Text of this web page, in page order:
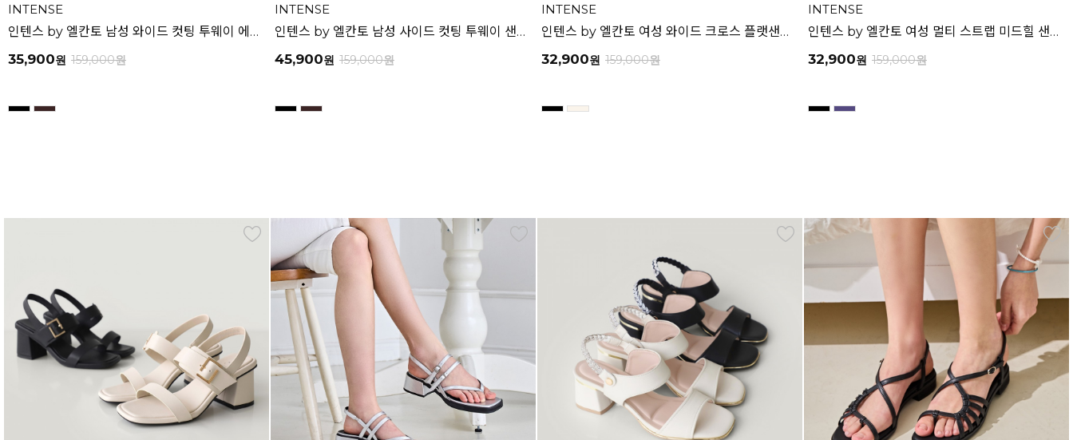
INTENSE
인텐스 by 엘칸토 남성 와이드 컷팅 투웨이 에어솔 샌들 3cm LCMW50I626
35,900원 159,000원
INTENSE
인텐스 by 엘칸토 남성 사이드 컷팅 투웨이 샌들 2.5cm LCMW49I626
45,900원 159,000원
INTENSE
인텐스 by 엘칸토 여성 와이드 크로스 플랫샌들 1.5cm LCWW15I626
32,900원 159,000원
INTENSE
인텐스 by 엘칸토 여성 멀티 스트랩 미드힐 샌들 4cm LCWW49I626
32,900원 159,000원